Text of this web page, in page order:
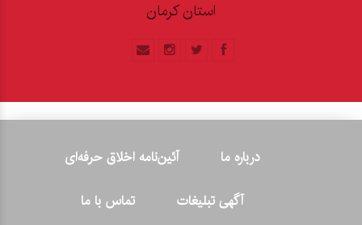
استان کرمان
درباره ما
آئین‌نامه اخلاق حرفه‌ای
آگهی تبلیغات
تماس با ما